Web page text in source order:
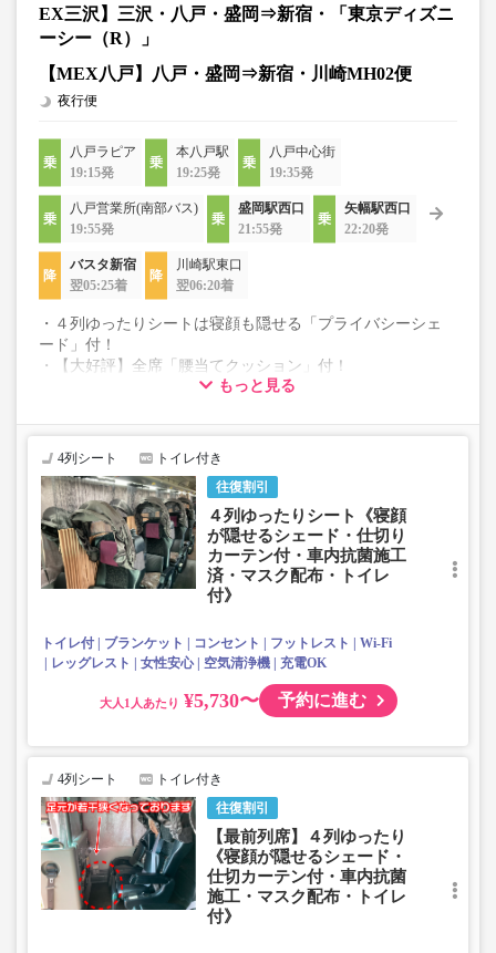
EX三沢】三沢・八戸・盛岡⇒新宿・「東京ディズニ
ーシー（R）」
【MEX八戸】八戸・盛岡⇒新宿・川崎MH02便
夜行便
八戸ラピア
19:15発
本八戸駅
19:25発
八戸中心街
19:35発
八戸営業所(南部バス)
19:55発
盛岡駅西口
21:55発
矢幅駅西口
22:20発
バスタ新宿
翌05:25着
川崎駅東口
翌06:20着
・４列ゆったりシートは寝顔も隠せる「プライバシーシェ
ード」付！
・【大好評】全席「腰当てクッション」付！
・Wi-Fi無料、充電用コンセント、個別照明を完備！
・《抗菌、消臭、抗ウイルス》車内コーティング施工車両
・《クリーニング済、包装》ブランケットの貸出♪
・《マスク無料配布》乗降口にご用意しております
・ヘッドレスト(上下移動・取外し可能）、レッグレスト有
り☆
・フットレスト(一部無い席があります）、使い捨てスリッ
パ付☆
・安心の【トイレ付車両】
異なります。
もっと見る
往復割引
4列シート トイレ付き
４列ゆったりシート《寝顔
が隠せるシェード・仕切り
カーテン付・車内抗菌施工
済・マスク配布・トイレ
付》
トイレ付 ブランケット コンセント フットレスト
Wi-Fi
レッグレスト
女性安心 空気清浄機 充電OK
大人 ¥5,730〜 予約に進む
往復割引
4列シート トイレ付き
【最前列席】４列ゆったり
《寝顔が隠せるシェード・
仕切カーテン付・車内抗菌
施工・マスク配布・トイレ
付》